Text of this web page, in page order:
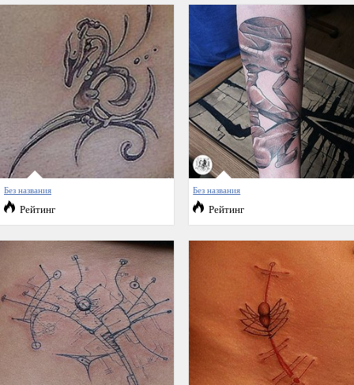
Без названия
Рейтинг
Без названия
Рейтинг